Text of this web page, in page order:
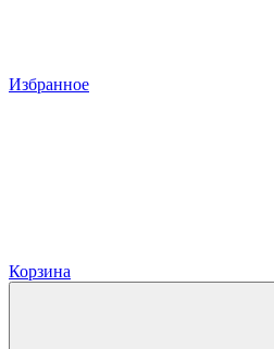
Избранное
Корзина